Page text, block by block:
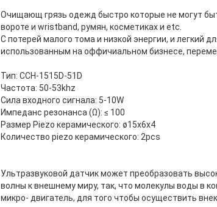
Очищающ грязь одежд быстро которые не могут
вороте и wristband, румян, косметиках и etc.
С потерей малого тома и низкой энергии, и легкий
использованным на оффичиальном бизнесе,
Тип: CCH-1515D-51D
Частота: 50-53khz
Сила входного сигнала: 5-10W
Импеданс резонанса (Ω): ≤ 100
Размер Piezo керамического: ø15x6x4
Количество piezo керамического: 2pcs
Ультразвуковой датчик может преобразовать
волны к внешнему миру, так, что молекулы воды в
микро- двигатель, для того чтобы осуществить